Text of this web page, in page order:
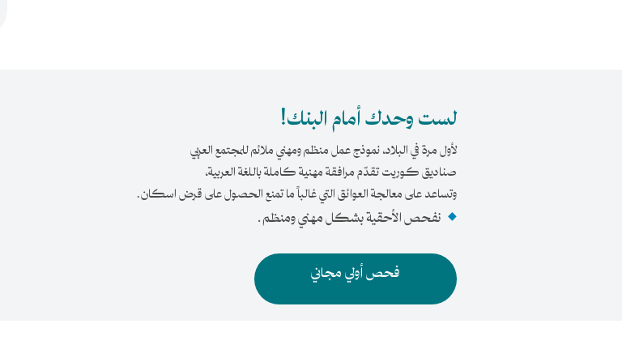
لست وحدك أمام البنك!
لأول مرة في البلاد، نموذج عمل منظم ومهني ملائم للمجتمع العربي
صناديق كوريت تقدّم مرافقة مهنية كاملة باللغة العربية،
وتساعد على معالجة العوائق التي غالباً ما تمنع الحصول على قرض اسكان.
نفحص الأحقية بشكل مهني ومنظم.
فحص أولي مجاني